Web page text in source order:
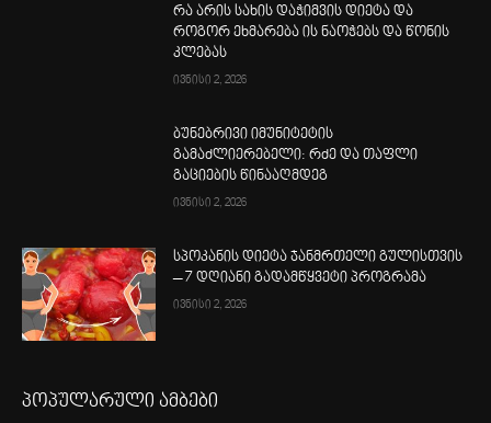
რა არის სახის დაჭიმვის დიეტა და
როგორ ეხმარება ის ნაოჭებს და წონის
კლებას
ივნისი 2, 2026
ბუნებრივი იმუნიტეტის
გამაძლიერებელი: რძე და თაფლი
გაციების წინააღმდეგ
ივნისი 2, 2026
სპოკანის დიეტა ჯანმრთელი გულისთვის
– 7 დღიანი გადამწყვეტი პროგრამა
ივნისი 2, 2026
პოპულარული ამბები